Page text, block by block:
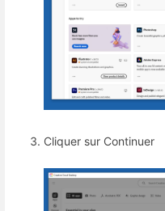
Cliquer sur Continuer